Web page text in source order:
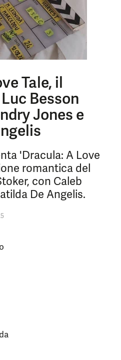
Tale, il
Besson
Jones e
'Dracula: A Love
romantica del
con Caleb
De Angelis.